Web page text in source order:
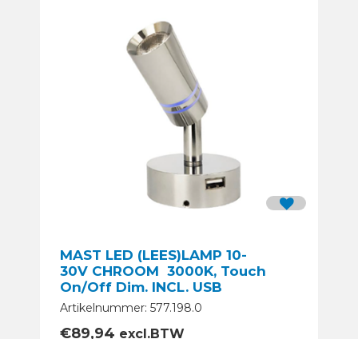
MAST LED (LEES)LAMP 10-
30V CHROOM 3000K, Touch
On/Off Dim. INCL. USB
Artikelnummer: 577.198.0
€89,94 excl.BTW